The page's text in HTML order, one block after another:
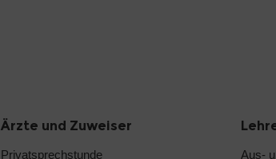
Ärzte und Zuweiser
Privatsprechstunde Aus-